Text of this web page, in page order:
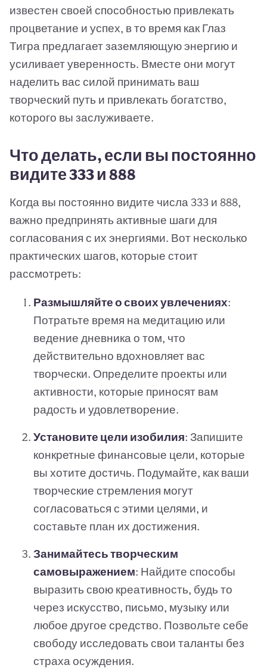
известен своей способностью привлекать
процветание и успех, в то время как Глаз
Тигра предлагает заземляющую энергию и
усиливает уверенность. Вместе они могут
наделить вас силой принимать ваш
творческий путь и привлекать богатство,
которого вы заслуживаете.
Что делать, если вы постоянно
видите 333 и 888
Когда вы постоянно видите числа 333 и 888,
важно предпринять активные шаги для
согласования с их энергиями. Вот несколько
практических шагов, которые стоит
рассмотреть:
Размышляйте о своих увлечениях:
Потратьте время на медитацию или
ведение дневника о том, что
действительно вдохновляет вас
творчески. Определите проекты или
активности, которые приносят вам
радость и удовлетворение.
Установите цели изобилия: Запишите
конкретные финансовые цели, которые
вы хотите достичь. Подумайте, как ваши
творческие стремления могут
согласоваться с этими целями, и
составьте план их достижения.
Занимайтесь творческим
самовыражением: Найдите способы
выразить свою креативность, будь то
через искусство, письмо, музыку или
любое другое средство. Позвольте себе
свободу исследовать свои таланты без
страха осуждения.